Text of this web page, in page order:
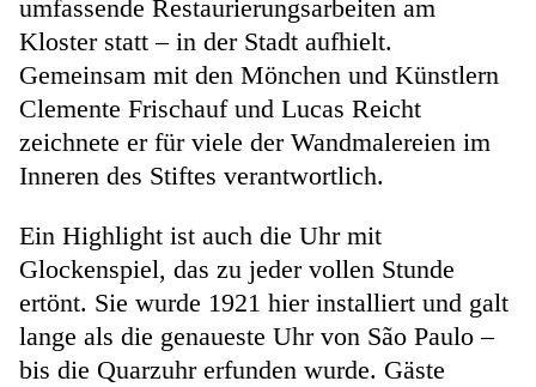
umfassende Restaurierungsarbeiten am
Kloster statt – in der Stadt aufhielt.
Gemeinsam mit den Mönchen und Künstlern
Clemente Frischauf und Lucas Reicht
zeichnete er für viele der Wandmalereien im
Inneren des Stiftes verantwortlich.
Ein Highlight ist auch die Uhr mit
Glockenspiel, das zu jeder vollen Stunde
ertönt. Sie wurde 1921 hier installiert und galt
lange als die genaueste Uhr von São Paulo –
bis die Quarzuhr erfunden wurde. Gäste